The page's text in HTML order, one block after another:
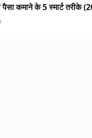
कमाने के 5 स्मार्ट तरीके